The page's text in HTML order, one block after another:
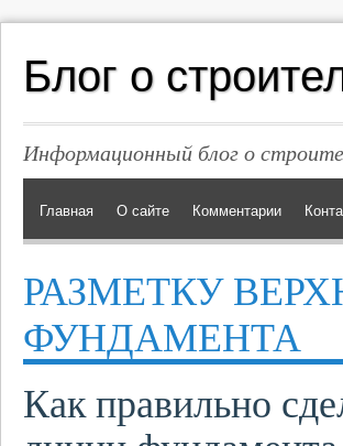
Блог о
Информационный блог о
Главная О сайте Комментарии
РАЗМЕТКУ
ФУНДАМЕНТА
Как правильно